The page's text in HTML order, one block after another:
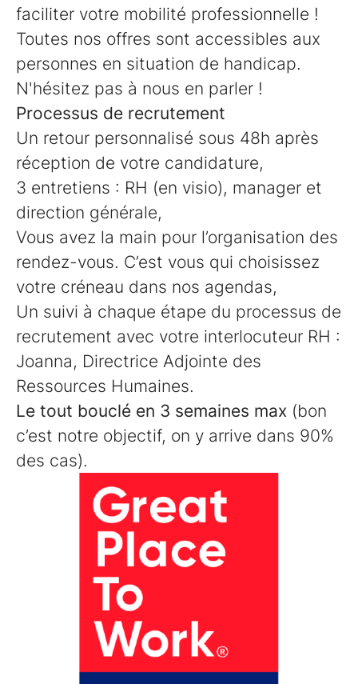
faciliter votre mobilité professionnelle !
Toutes nos offres sont accessibles aux
personnes en situation de handicap.
N'hésitez pas à nous en parler !
Processus de recrutement
Un retour personnalisé sous 48h après
réception de votre candidature,
3 entretiens : RH (en visio), manager et
direction générale,
Vous avez la main pour l’organisation des
rendez-vous. C’est vous qui choisissez
votre créneau dans nos agendas,
Un suivi à chaque étape du processus de
recrutement avec votre interlocuteur RH :
Joanna, Directrice Adjointe des
Ressources Humaines.
Le tout bouclé en 3 semaines max (bon
c’est notre objectif, on y arrive dans 90%
des cas).